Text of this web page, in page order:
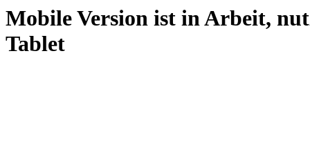
Mobile Version ist in Arbeit,
Tablet